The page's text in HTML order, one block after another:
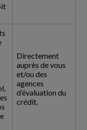
Directement
auprès de vous
et/ou des
agences
d’évaluation du
crédit.